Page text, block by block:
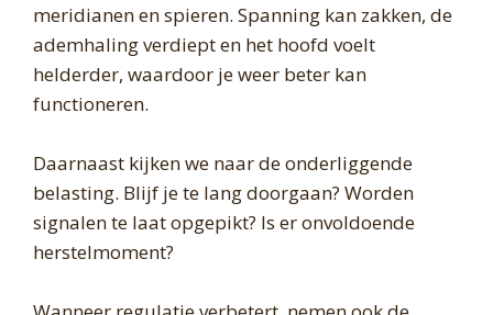
meridianen en spieren. Spanning kan zakken, de
ademhaling verdiept en het hoofd voelt
helderder, waardoor je weer beter kan
functioneren.
Daarnaast kijken we naar de onderliggende
belasting. Blijf je te lang doorgaan? Worden
signalen te laat opgepikt? Is er onvoldoende
herstelmoment?